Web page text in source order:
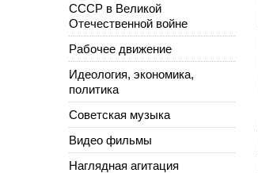
СССР в Великой
Отечественной войне
Рабочее движение
Идеология, экономика,
политика
Советская музыка
Видео фильмы
Наглядная агитация